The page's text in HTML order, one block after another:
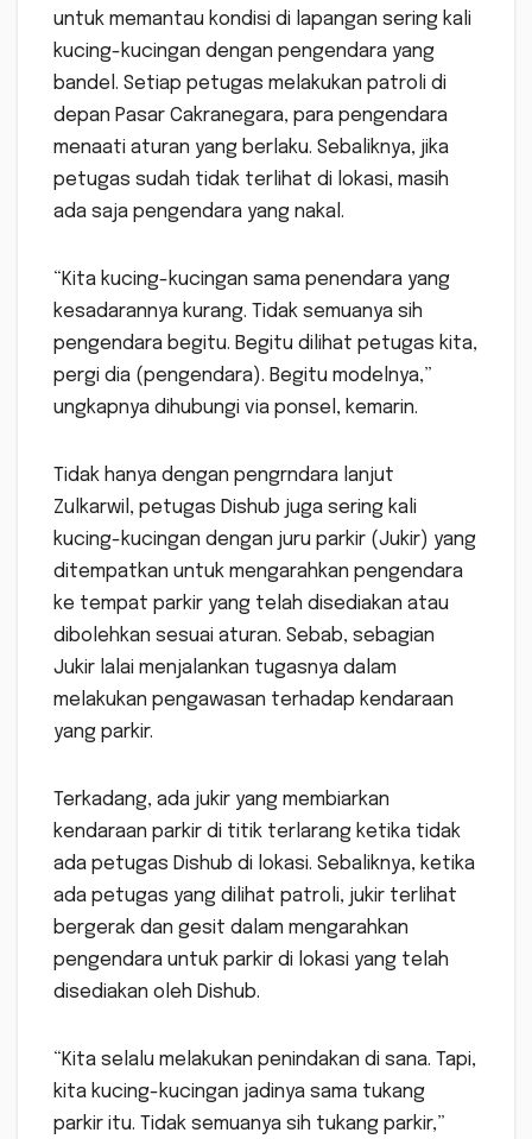
untuk memantau kondisi di lapangan sering kali
kucing-kucingan dengan pengendara yang
bandel. Setiap petugas melakukan patroli di
depan Pasar Cakranegara, para pengendara
menaati aturan yang berlaku. Sebaliknya, jika
petugas sudah tidak terlihat di lokasi, masih
ada saja pengendara yang nakal.
“Kita kucing-kucingan sama penendara yang
kesadarannya kurang. Tidak semuanya sih
pengendara begitu. Begitu dilihat petugas kita,
pergi dia (pengendara). Begitu modelnya,”
ungkapnya dihubungi via ponsel, kemarin.
Tidak hanya dengan pengrndara lanjut
Zulkarwil, petugas Dishub juga sering kali
kucing-kucingan dengan juru parkir (Jukir) yang
ditempatkan untuk mengarahkan pengendara
ke tempat parkir yang telah disediakan atau
dibolehkan sesuai aturan. Sebab, sebagian
Jukir lalai menjalankan tugasnya dalam
melakukan pengawasan terhadap kendaraan
yang parkir.
Terkadang, ada jukir yang membiarkan
kendaraan parkir di titik terlarang ketika tidak
ada petugas Dishub di lokasi. Sebaliknya, ketika
ada petugas yang dilihat patroli, jukir terlihat
bergerak dan gesit dalam mengarahkan
pengendara untuk parkir di lokasi yang telah
disediakan oleh Dishub.
“Kita selalu melakukan penindakan di sana. Tapi,
kita kucing-kucingan jadinya sama tukang
parkir itu. Tidak semuanya sih tukang parkir,”